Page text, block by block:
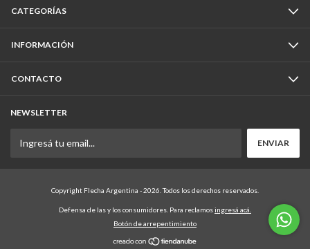
CATEGORÍAS
INFORMACIÓN
CONTACTO
NEWSLETTER
Copyright Flecha Argentina - 2026. Todos los derechos reservados.
Defensa de las y los consumidores. Para reclamosingresá acá.
Botón de arrepentimiento